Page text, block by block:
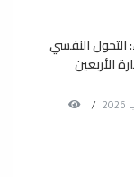
التحول النفسي
الأربعين
/